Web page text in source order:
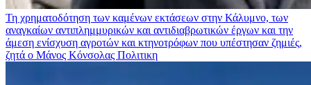
Τη χρηματοδότηση των καμένων εκτάσεων στην Κάλυμνο, των
αναγκαίων αντιπλημμυρικών και αντιδιαβρωτικών έργων και την
άμεση ενίσχυση αγροτών και κτηνοτρόφων που υπέστησαν ζημιές,
ζητά ο Μάνος Κόνσολας Πολιτικη